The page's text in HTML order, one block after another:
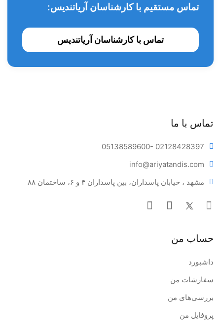
محتویات
تماس مستقیم با کارشناسان آریاتندیس:
تماس با کارشناسان آریاتندیس
تماس با ما
05138589600- 02128428397
info@ariyatandis.com
مشهد ، خیابان پاسداران، بین پاسداران ۴ و ۶، ساختمان ۸۸
حساب من
داشبورد
سفارشات من
بررسی‌های من
پروفایل من